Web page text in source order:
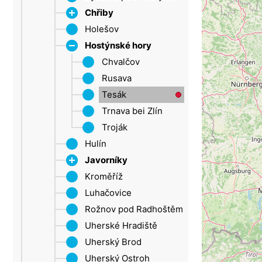
Děčín
Erzgebirge (ULK)
Šluknovský výběžek
Aussig
Saaz
Chřiby
Roštín
Holešov
Hostýnské hory
Chvalčov
Rusava
Tesák
Trnava bei Zlín
Troják
Hulín
Javorníky
Groß Karlowitz
Kroměříž
Luhačovice
Rožnov pod Radhoštěm
Uherské Hradiště
Uherský Brod
Uherský Ostroh